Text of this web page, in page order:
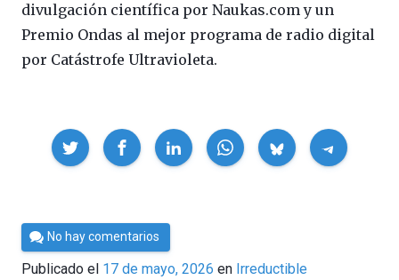
divulgación científica por Naukas.com y un
Premio Ondas al mejor programa de radio digital
por Catástrofe Ultravioleta.
Compartir
Por
César
Tomé
No hay comentarios
Publicado el 17 de mayo, 2026 en Irreductible